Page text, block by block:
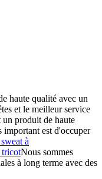
haute qualité avec un
et le meilleur service
un produit de haute
important est d'occuper
à
tricotNous sommes
à long terme avec des